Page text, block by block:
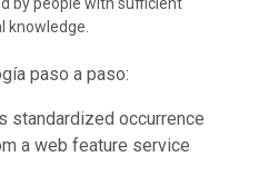
knowledge.
paso a paso:
standardized occurrence
a web feature service